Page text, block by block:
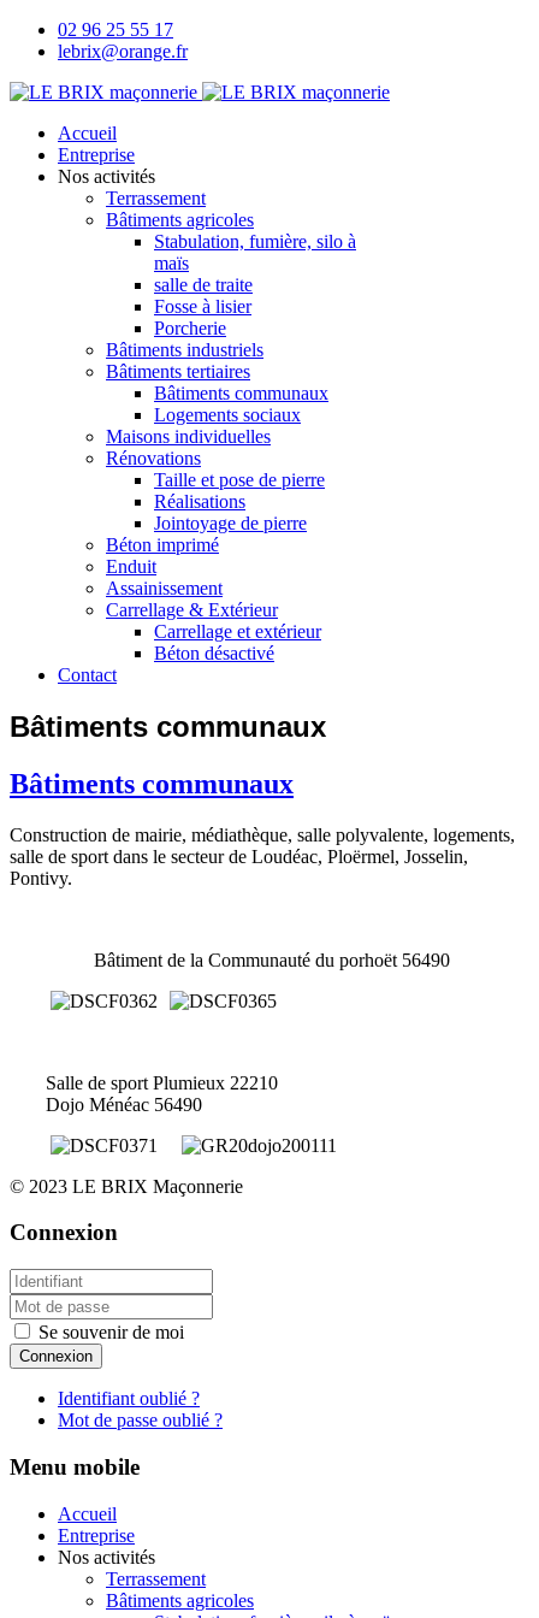
02 96 25 55 17
lebrix@orange.fr
Accueil
Entreprise
Nos activités
Terrassement
Bâtiments agricoles
Stabulation, fumière, silo à
maïs
salle de traite
Fosse à lisier
Porcherie
Bâtiments industriels
Bâtiments tertiaires
Bâtiments communaux
Logements sociaux
Maisons individuelles
Rénovations
Taille et pose de pierre
Réalisations
Jointoyage de pierre
Béton imprimé
Enduit
Assainissement
Carrellage & Extérieur
Carrellage et extérieur
Béton désactivé
Contact
Bâtiments communaux
Bâtiments communaux
Construction de mairie, médiathèque, salle polyvalente, logements,
salle de sport dans le secteur de Loudéac, Ploërmel, Josselin,
Pontivy.
Bâtiment de la Communauté du porhoët 56490
Salle de sport Plumieux 22210
Dojo Ménéac 56490
© 2023 LE BRIX Maçonnerie
Connexion
Se souvenir de moi
Connexion
Identifiant oublié ?
Mot de passe oublié ?
Menu mobile
Accueil
Entreprise
Nos activités
Terrassement
Bâtiments agricoles